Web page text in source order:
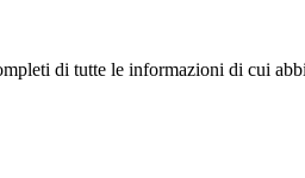
di tutte le informazioni di cui